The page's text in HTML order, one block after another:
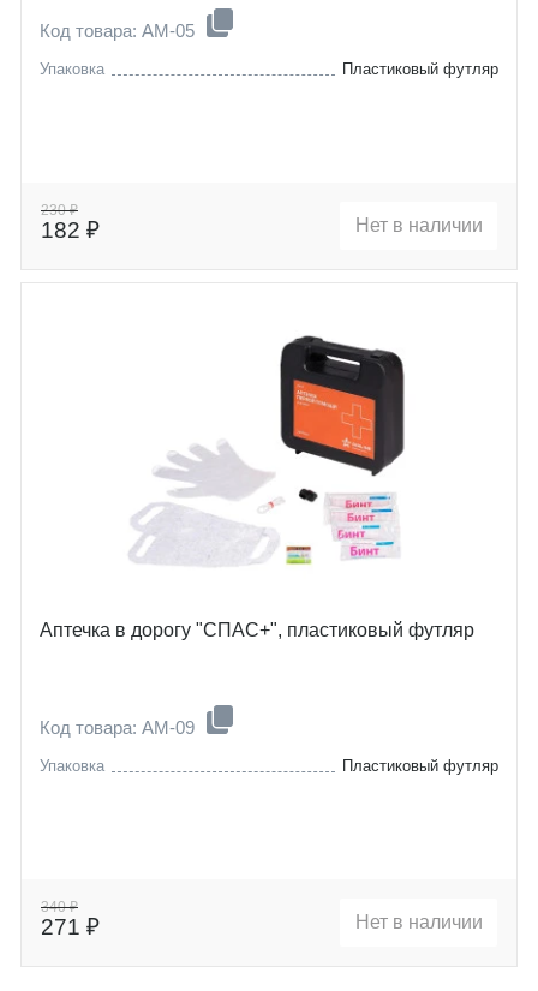
Код товара: AM-05
Упаковка Пластиковый футляр
230 ₽
182 ₽ Нет в наличии
Аптечка в дорогу "СПАС+", пластиковый футляр
Код товара: AM-09
Упаковка Пластиковый футляр
340 ₽
271 ₽ Нет в наличии